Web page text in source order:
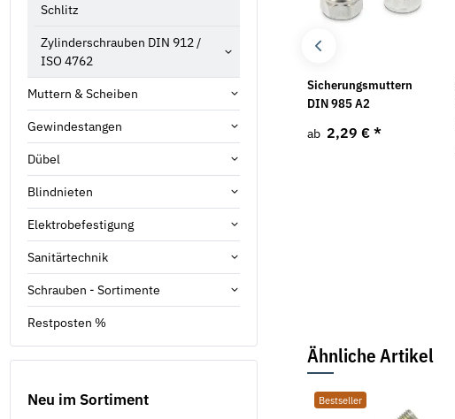
1,35 €* *
Sicherungsmuttern
DIN 985 A2
ab 2,29 € *
Ähnliche Artikel
Bestseller
Schlitz
Zylinderschrauben DIN 912 /
ISO 4762
Muttern & Scheiben
Gewindestangen
Dübel
Blindnieten
Elektrobefestigung
Sanitärtechnik
Schrauben - Sortimente
Restposten %
Neu im Sortiment